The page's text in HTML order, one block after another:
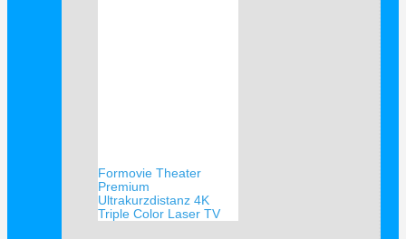
Formovie Theater
Premium
Ultrakurzdistanz 4K
Triple Color Laser TV